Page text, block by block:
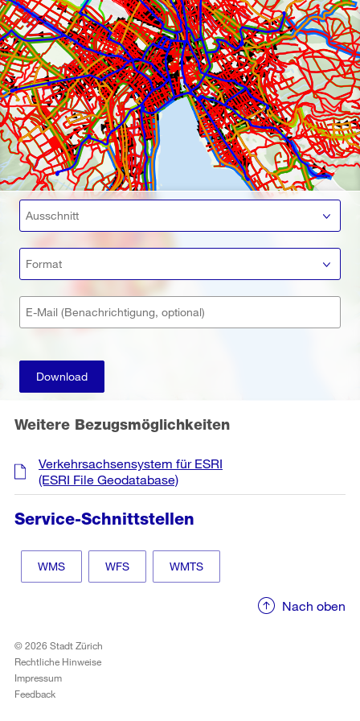
Ausschnitt
Format
E-Mail (Benachrichtigung, optional)
Download
Weitere Bezugsmöglichkeiten
Verkehrsachsensystem für ESRI
(ESRI File Geodatabase)
Service-Schnittstellen
WMS WFS WMTS
Nach oben
© 2026 Stadt Zürich
Rechtliche Hinweise
Impressum
Feedback